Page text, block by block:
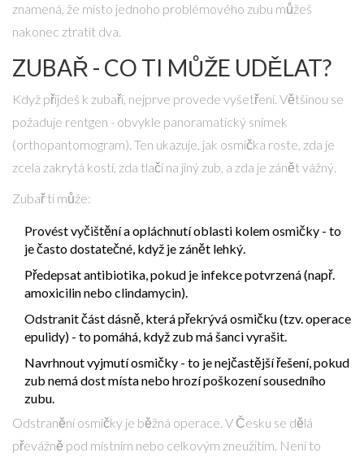
znamená, že místo jednoho problémového zubu můžeš
nakonec ztratit dva.
ZUBAŘ - CO TI MŮŽE UDĚLAT?
Když přijdeš k zubaři, nejprve provede vyšetření. Většinou se
požaduje rentgen - obvykle panoramatický snímek
(orthopantomogram). Ten ukazuje, jak osmička roste, zda je
zcela zakrytá kostí, zda tlačí na jiný zub, a zda je zánět vážný.
Zubař ti může:
Provést vyčištění a opláchnutí oblasti kolem osmičky - to
je často dostatečné, když je zánět lehký.
Předepsat antibiotika, pokud je infekce potvrzená (např.
amoxicilin nebo clindamycin).
Odstranit část dásně, která překrývá osmičku (tzv. operace
epulidy) - to pomáhá, když zub má šanci vyrašit.
Navrhnout vyjmutí osmičky - to je nejčastější řešení, pokud
zub nemá dost místa nebo hrozí poškození sousedního
zubu.
Odstranění osmičky je běžná operace. V Česku se dělá
převážně pod místním nebo celkovým zneužitím. Není to